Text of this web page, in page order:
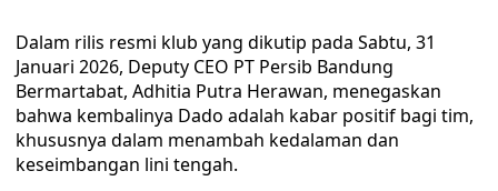
Dalam rilis resmi klub yang dikutip pada Sabtu, 31
Januari 2026, Deputy CEO PT Persib Bandung
Bermartabat, Adhitia Putra Herawan, menegaskan
bahwa kembalinya Dado adalah kabar positif bagi tim,
khususnya dalam menambah kedalaman dan
keseimbangan lini tengah.